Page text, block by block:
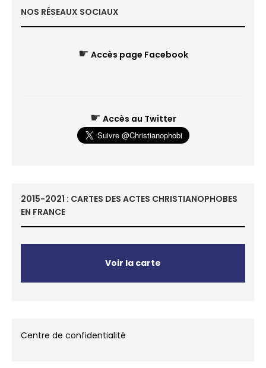
NOS RÉSEAUX SOCIAUX
☛ Accès page Facebook
☛ Accès au Twitter
2015-2021 : CARTES DES ACTES CHRISTIANOPHOBES
EN FRANCE
Voir la carte
Centre de confidentialité